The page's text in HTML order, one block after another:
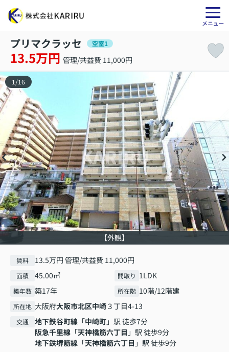
プリマクラッセ 空室1
13.5万円 管理/共益費 11,000円
【外観】
1/16
賃料 13.5万円 管理/共益費 11,000円
面積 45.00㎡ 間取り 1LDK
築年数 築17年 所在階 10階/12階建
所在地 大阪府大阪市北区中崎３丁目4-13
交通 地下鉄谷町線 「中崎町」駅 徒歩7分
阪急千里線 「天神橋筋六丁目 」駅 徒歩9分
地下鉄堺筋線 「天神橋筋六丁目 」駅 徒歩9分